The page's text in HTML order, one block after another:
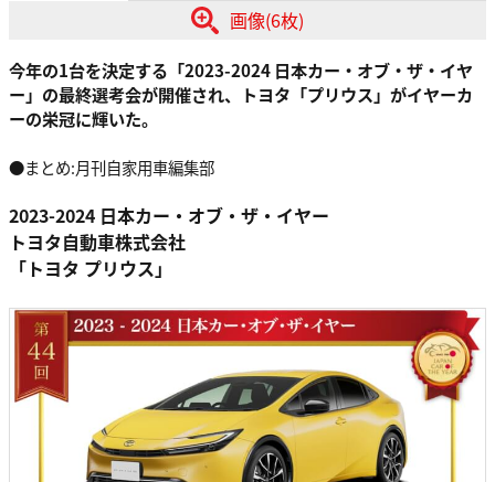
画像(6枚)
今年の1台を決定する「2023-2024 ⽇本カー・オブ・ザ・イヤ
ー」の最終選考会が開催され、トヨタ「プリウス」がイヤーカ
ーの栄冠に輝いた。
●まとめ:月刊自家用車編集部
2023-2024 ⽇本カー・オブ・ザ・イヤー
トヨタ⾃動⾞株式会社
「トヨタ プリウス」